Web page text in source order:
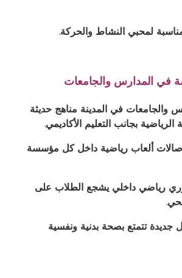
مناسبة لمحبي النشاط والحركة.
في المدارس والجامعات
والجامعات في المدينة مناهج حديثة
الرياضية بجانب التعليم الأكاديمي.
ألعاب رياضية داخل كل مؤسسة
رياضي داخلي يشجع الطلاب على
جديدة تتمتع بصحة بدنية ونفسية